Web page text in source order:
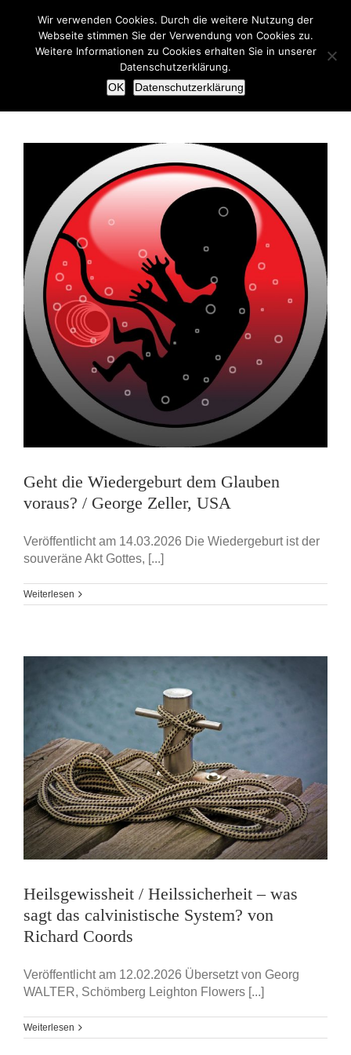
springen
Geht die Wiedergeburt dem Glauben
voraus? / George Zeller, USA
Veröffentlicht am 14.03.2026 Die Wiedergeburt ist der
souveräne Akt Gottes, [...]
Weiterlesen
Heilsgewissheit / Heilssicherheit – was
sagt das calvinistische System? von
Richard Coords
Veröffentlicht am 12.02.2026 Übersetzt von Georg
WALTER, Schömberg Leighton Flowers [...]
Weiterlesen
Wir verwenden Cookies. Durch die weitere Nutzung der
Webseite stimmen Sie der Verwendung von Cookies zu.
Weitere Informationen zu Cookies erhalten Sie in unserer
Datenschutzerklärung.
OK
Datenschutzerklärung